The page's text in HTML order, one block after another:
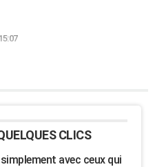
CLICS
avec ceux qui